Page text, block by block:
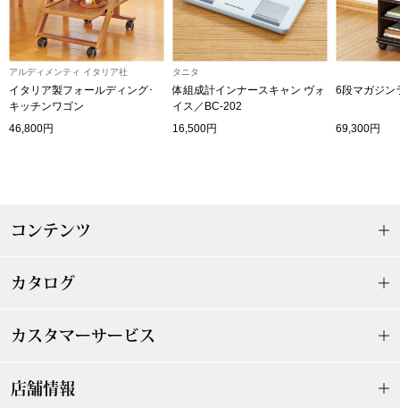
ランド
集
ビー すべて見る
ク
その他
ウオッチ／ア
アルディメンティ イタリア社
イタリア製フォールディング･
キッチンワゴン
46,800円
タニタ
体組成計インナースキャン ヴォ
イス／BC-202
16,500円
6段マガジン
69,300円
コンテンツ
カタログ
カスタマーサービス
店舗情報